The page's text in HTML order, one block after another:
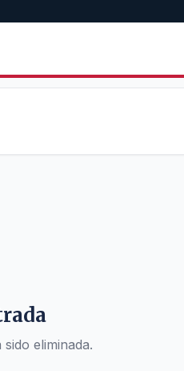
eliminada.